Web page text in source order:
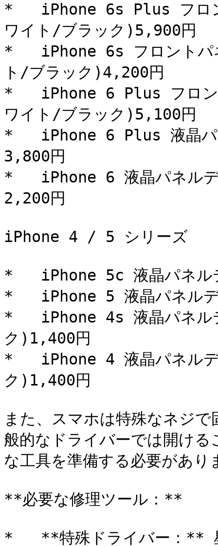
*   iPhone 6s Plus フロン
ワイト/ブラック)5,900円
*   iPhone 6s フロントパ
ト/ブラック)4,200円
*   iPhone 6 Plus フロン
ワイト/ブラック)5,100円
*   iPhone 6 Plus 液晶パ
3,800円
*   iPhone 6 液晶パネルデ
2,200円
iPhone 4 / 5 シリーズ
*   iPhone 5c 液晶パネル
*   iPhone 5 液晶パネル
*   iPhone 4s 液晶パネル
ク)1,400円
*   iPhone 4 液晶パネルデ
ク)1,400円
また、スマホは特殊なネジ
般的なドライバーでは開け
な工具を準備する必要があり
**必要な修理ツール：**
*   **特殊ドライバー：**